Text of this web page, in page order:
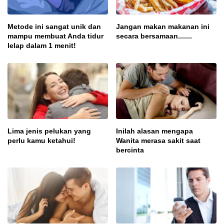
Metode ini sangat unik dan
mampu membuat Anda tidur
lelap dalam 1 menit!
Jangan makan makanan ini
secara bersamaan.......
Lima jenis pelukan yang
perlu kamu ketahui!
Inilah alasan mengapa
Wanita merasa sakit saat
bercinta